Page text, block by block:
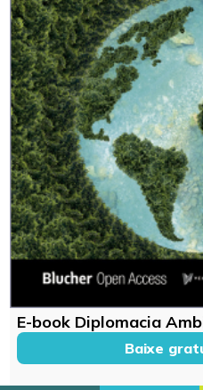
E-book Diplomacia
Baixe